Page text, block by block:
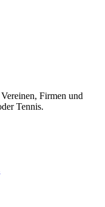
Firmen und
Tennis.